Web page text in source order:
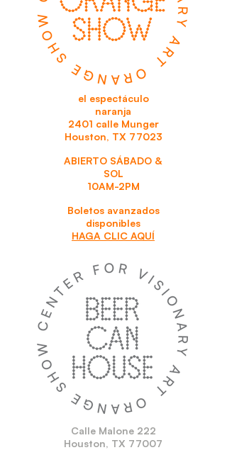
el espectáculo
naranja
2401 calle Munger
Houston, TX 77023
ABIERTO SÁBADO &
SOL
10AM-2PM
Boletos avanzados
disponibles
HAGA CLIC AQUÍ
Calle Malone 222
Houston, TX 77007